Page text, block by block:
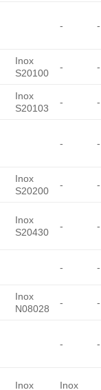
- -
Inox
S20100
- -
Inox
S20103
- -
- -
Inox
S20200
- -
Inox
S20430
- -
- -
Inox
N08028
- -
- -
Inox Inox